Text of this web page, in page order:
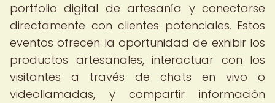
portfolio digital de artesanía y conectarse
directamente con clientes potenciales. Estos
eventos ofrecen la oportunidad de exhibir los
productos artesanales, interactuar con los
visitantes a través de chats en vivo o
videollamadas, y compartir información